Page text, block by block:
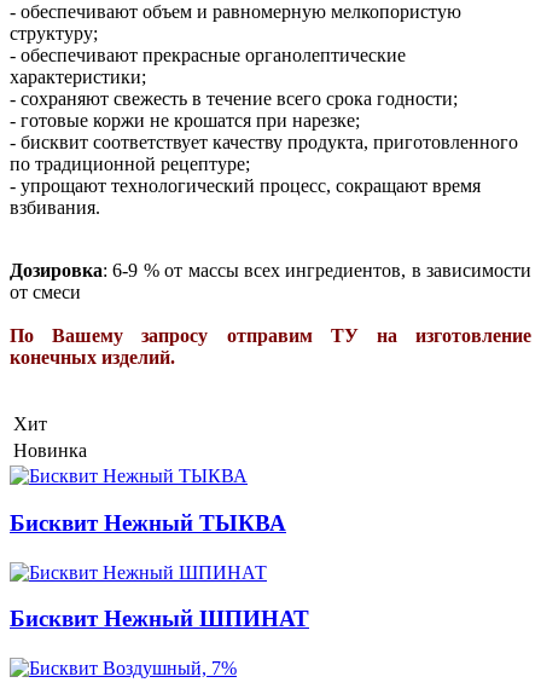
- обеспечивают объем и равномерную мелкопористую
структуру;
- обеспечивают прекрасные органолептические
характеристики;
- сохраняют свежесть в течение всего срока годности;
- готовые коржи не крошатся при нарезке;
- бисквит соответствует качеству продукта, приготовленного
по традиционной рецептуре;
- упрощают технологический процесс, сокращают время
взбивания.
Дозировка: 6-9 % от массы всех ингредиентов, в зависимости
от смеси
По Вашему запросу отправим ТУ на изготовление
конечных изделий.
Хит
Новинка
Бисквит Нежный ТЫКВА
Бисквит Нежный ШПИНАТ